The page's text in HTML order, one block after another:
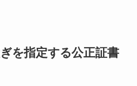
を指定する公正証書